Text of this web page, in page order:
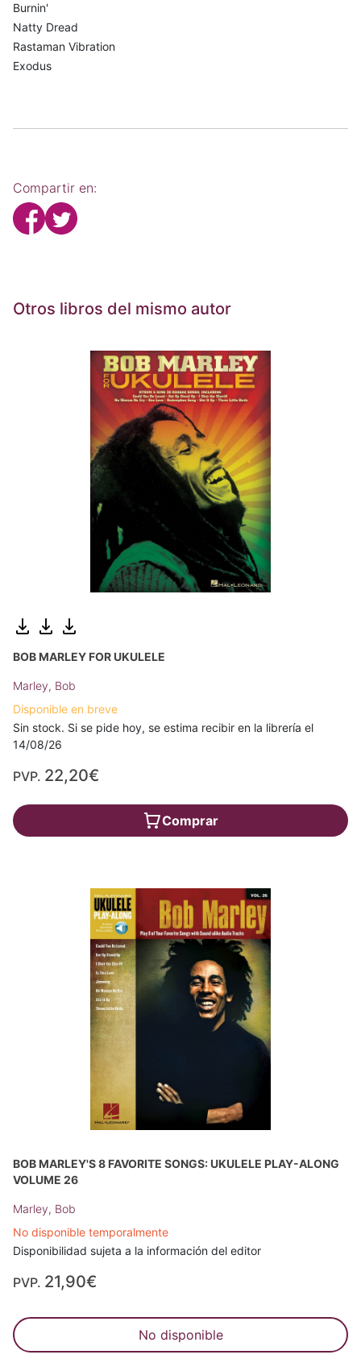
Burnin'
Natty Dread
Rastaman Vibration
Exodus
Compartir en:
Otros libros del mismo autor
BOB MARLEY FOR UKULELE
Marley, Bob
Disponible en breve
Sin stock. Si se pide hoy, se estima recibir en la librería el
14/08/26
PVP. 22,20€
Comprar
BOB MARLEY'S 8 FAVORITE SONGS: UKULELE PLAY-ALONG
VOLUME 26
Marley, Bob
No disponible temporalmente
Disponibilidad sujeta a la información del editor
PVP. 21,90€
No disponible